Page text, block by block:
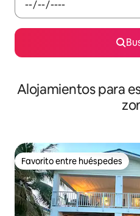
Alojamientos para
Favorito entre huéspedes
Favorito entre huéspedes